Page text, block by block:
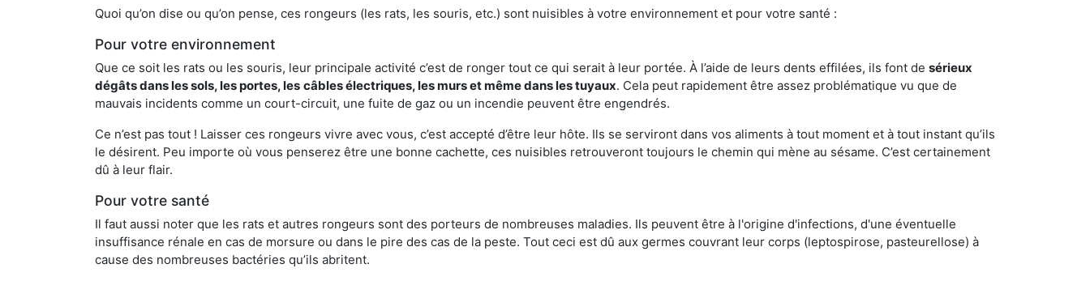
Quoi qu’on dise ou qu’on pense, ces rongeurs (les rats, les souris, etc.) sont nuisibles à votre environnement et pour votre santé :
Pour votre environnement
Que ce soit les rats ou les souris, leur principale activité c’est de ronger tout ce qui serait à leur portée. À l’aide de leurs dents effilées, ils font de sérieux
dégâts dans les sols, les portes, les câbles électriques, les murs et même dans les tuyaux. Cela peut rapidement être assez problématique vu que de
mauvais incidents comme un court-circuit, une fuite de gaz ou un incendie peuvent être engendrés.
Ce n’est pas tout ! Laisser ces rongeurs vivre avec vous, c’est accepté d’être leur hôte. Ils se serviront dans vos aliments à tout moment et à tout instant qu’ils
le désirent. Peu importe où vous penserez être une bonne cachette, ces nuisibles retrouveront toujours le chemin qui mène au sésame. C’est certainement
dû à leur flair.
Pour votre santé
Il faut aussi noter que les rats et autres rongeurs sont des porteurs de nombreuses maladies. Ils peuvent être à l'origine d'infections, d'une éventuelle
insuffisance rénale en cas de morsure ou dans le pire des cas de la peste. Tout ceci est dû aux germes couvrant leur corps (leptospirose, pasteurellose) à
cause des nombreuses bactéries qu’ils abritent.